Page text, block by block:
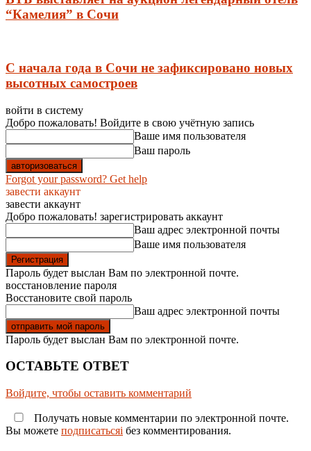
“Камелия” в Сочи
С начала года в Сочи не зафиксировано новых
высотных самостроев
войти в систему
Добро пожаловать! Войдите в свою учётную запись
Ваше имя пользователя
Ваш пароль
Forgot your password? Get help
завести аккаунт
завести аккаунт
Добро пожаловать! зарегистрировать аккаунт
Ваш адрес электронной почты
Ваше имя пользователя
Пароль будет выслан Вам по электронной почте.
восстановление пароля
Восстановите свой пароль
Ваш адрес электронной почты
Пароль будет выслан Вам по электронной почте.
ОСТАВЬТЕ ОТВЕТ
Войдите, чтобы оставить комментарий
Получать новые комментарии по электронной почте.
Вы можете подписатьсяi без комментирования.